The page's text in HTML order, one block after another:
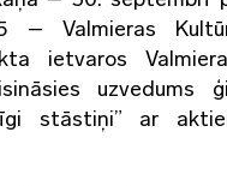
– Valmieras
ietvaros
uzvedums
stāstiņi” ar